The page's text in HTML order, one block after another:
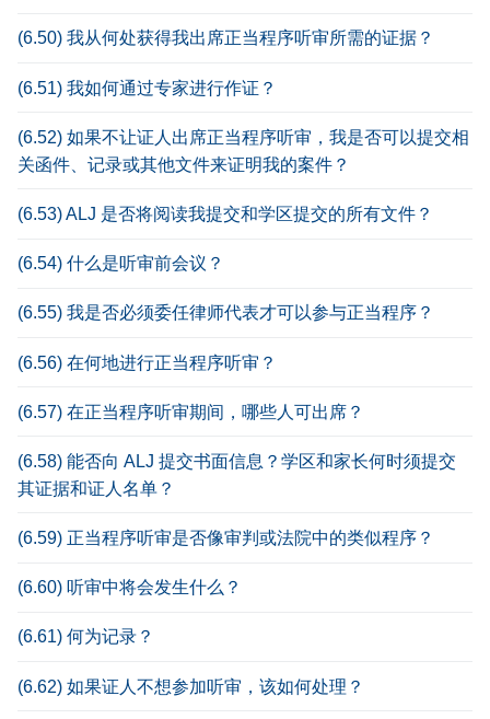
(6.50) 我从何处获得我出席正当程序听审所需的证据？
(6.51) 我如何通过专家进行作证？
(6.52) 如果不让证人出席正当程序听审，我是否可以提交相
关函件、记录或其他文件来证明我的案件？
(6.53) ALJ 是否将阅读我提交和学区提交的所有文件？
(6.54) 什么是听审前会议？
(6.55) 我是否必须委任律师代表才可以参与正当程序？
(6.56) 在何地进行正当程序听审？
(6.57) 在正当程序听审期间，哪些人可出席？
(6.58) 能否向 ALJ 提交书面信息？学区和家长何时须提交
其证据和证人名单？
(6.59) 正当程序听审是否像审判或法院中的类似程序？
(6.60) 听审中将会发生什么？
(6.61) 何为记录？
(6.62) 如果证人不想参加听审，该如何处理？